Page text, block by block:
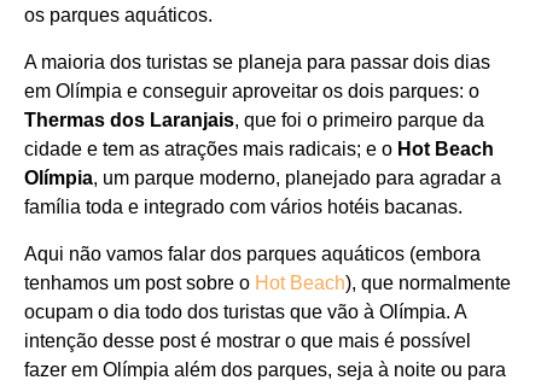
os parques aquáticos.
A maioria dos turistas se planeja para passar dois dias
em Olímpia e conseguir aproveitar os dois parques: o
Thermas dos Laranjais, que foi o primeiro parque da
cidade e tem as atrações mais radicais; e o Hot Beach
Olímpia, um parque moderno, planejado para agradar a
família toda e integrado com vários hotéis bacanas.
Aqui não vamos falar dos parques aquáticos (embora
tenhamos um post sobre o Hot Beach), que normalmente
ocupam o dia todo dos turistas que vão à Olímpia. A
intenção desse post é mostrar o que mais é possível
fazer em Olímpia além dos parques, seja à noite ou para